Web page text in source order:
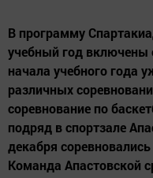
В программу
учебный год включены
начала учебного года
различных
соревнование по
подряд в спортзале
декабря
Команда Апастовской